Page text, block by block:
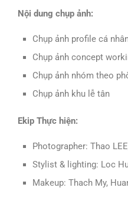
Nội dung chụp ảnh:
Chụp ảnh profile cá
Chụp ảnh concept
Chụp ảnh nhóm theo
Chụp ảnh khu lễ tân
Ekip Thực hiện:
Photographer: Thao
Stylist & lighting: Loc
Makeup: Thach My,